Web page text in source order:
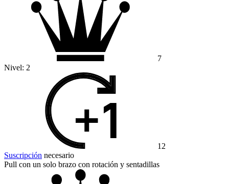
7
Nivel: 2
12
Suscripción necesario
Pull con un solo brazo con rotación y sentadillas